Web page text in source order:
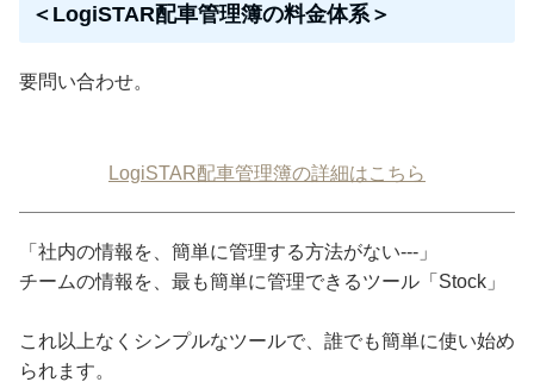
＜LogiSTAR配車管理簿の料金体系＞
要問い合わせ。
LogiSTAR配車管理簿の詳細はこちら
「社内の情報を、簡単に管理する方法がない---」
チームの情報を、最も簡単に管理できるツール「Stock」
これ以上なくシンプルなツールで、誰でも簡単に使い始め
られます。